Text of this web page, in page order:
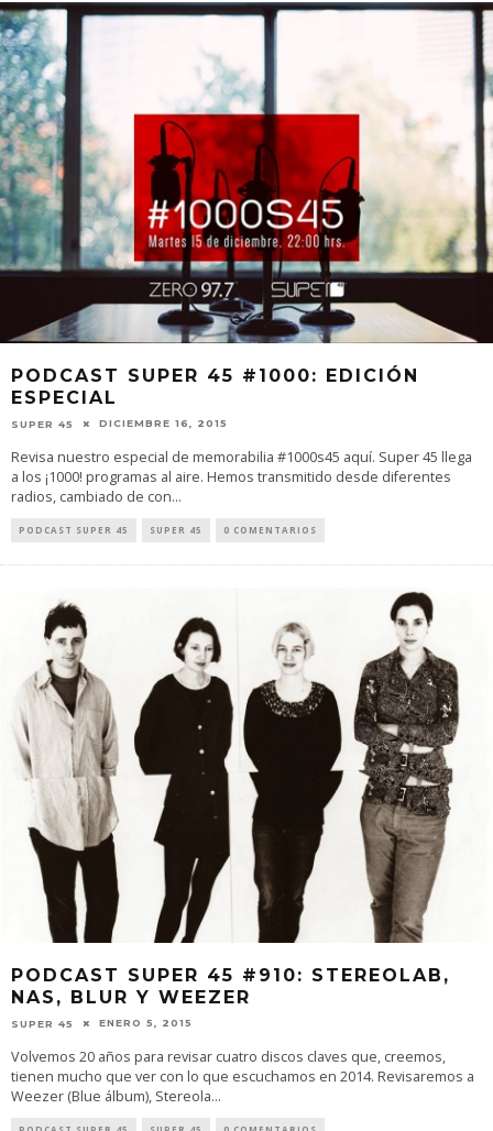
PODCAST SUPER 45 #1000: EDICIÓN
ESPECIAL
SUPER 45 DICIEMBRE 16, 2015
Revisa nuestro especial de memorabilia #1000s45 aquí. Super 45 llega
a los ¡1000! programas al aire. Hemos transmitido desde diferentes
radios, cambiado de con...
PODCAST SUPER 45 SUPER 45 0 COMENTARIOS
PODCAST SUPER 45 #910: STEREOLAB,
NAS, BLUR Y WEEZER
SUPER 45 ENERO 5, 2015
Volvemos 20 años para revisar cuatro discos claves que, creemos,
tienen mucho que ver con lo que escuchamos en 2014. Revisaremos a
Weezer (Blue álbum), Stereola...